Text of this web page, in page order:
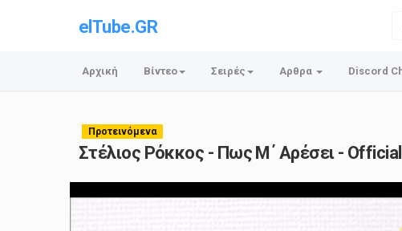
elTube.GR
Αρχική Βίντεο Σειρές Αρθρα Discord
Προτεινόμενα
Στέλιος Ρόκκος - Πως Μ΄ Αρέσει -